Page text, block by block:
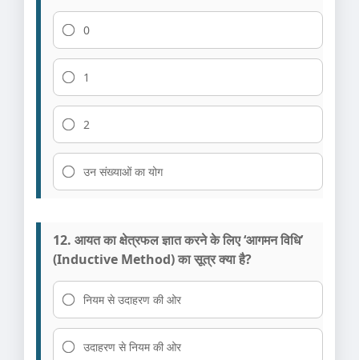
0
1
2
उन संख्याओं का योग
12. आयत का क्षेत्रफल ज्ञात करने के लिए ‘आगमन विधि’
(Inductive Method) का सूत्र क्या है?
नियम से उदाहरण की ओर
उदाहरण से नियम की ओर